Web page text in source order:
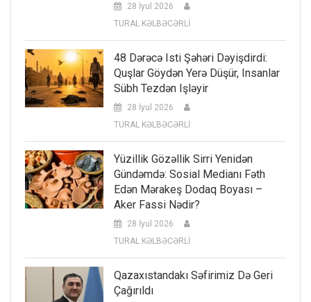
28 İyul 2026
TURAL KƏLBƏCƏRLİ
48 Dərəcə Isti Şəhəri Dəyişdirdi:
Quşlar Göydən Yerə Düşür, Insanlar
Sübh Tezdən Işləyir
28 İyul 2026
TURAL KƏLBƏCƏRLİ
Yüzillik Gözəllik Sirri Yenidən
Gündəmdə: Sosial Medianı Fəth
Edən Mərakeş Dodaq Boyası –
Aker Fassi Nədir?
28 İyul 2026
TURAL KƏLBƏCƏRLİ
Qazaxıstandakı Səfirimiz Də Geri
Çağırıldı